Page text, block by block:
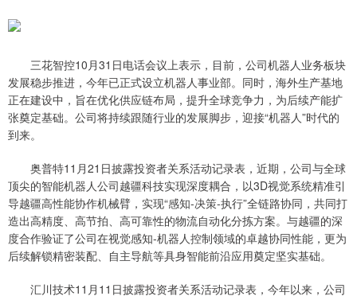
三花智控10月31日电话会议上表示，目前，公司机器人业务板块
发展稳步推进，今年已正式设立机器人事业部。同时，海外生产基地
正在建设中，旨在优化供应链布局，提升全球竞争力，为后续产能扩
张奠定基础。公司将持续跟随行业的发展脚步，迎接“机器人”时代的
到来。
奥普特11月21日披露投资者关系活动记录表，近期，公司与全球
顶尖的智能机器人公司越疆科技实现深度耦合，以3D视觉系统精准引
导越疆高性能协作机械臂，实现“感知-决策-执行”全链路协同，共同打
造出高精度、高节拍、高可靠性的物流自动化分拣方案。与越疆的深
度合作验证了公司在视觉感知-机器人控制领域的卓越协同性能，更为
后续解锁精密装配、自主导航等具身智能前沿应用奠定坚实基础。
汇川技术11月11日披露投资者关系活动记录表，今年以来，公司